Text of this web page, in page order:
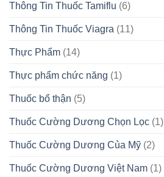
Thông Tin Thuốc Tamiflu (6)
Thông Tin Thuốc Viagra (11)
Thực Phẩm (14)
Thực phẩm chức năng (1)
Thuốc bổ thận (5)
Thuốc Cường Dương Chọn Lọc (1)
Thuốc Cường Dương Của Mỹ (2)
Thuốc Cường Dương Việt Nam (1)